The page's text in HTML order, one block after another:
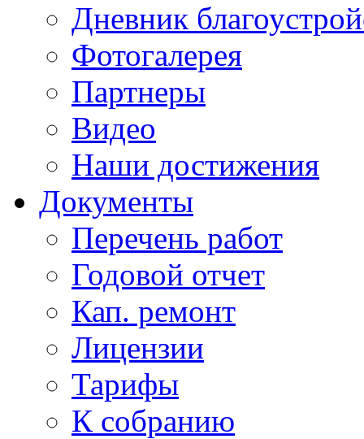
Дневник
Фотогалерея
Партнеры
Видео
Наши достижения
Документы
Перечень работ
Годовой отчет
Кап. ремонт
Лицензии
Тарифы
К собранию